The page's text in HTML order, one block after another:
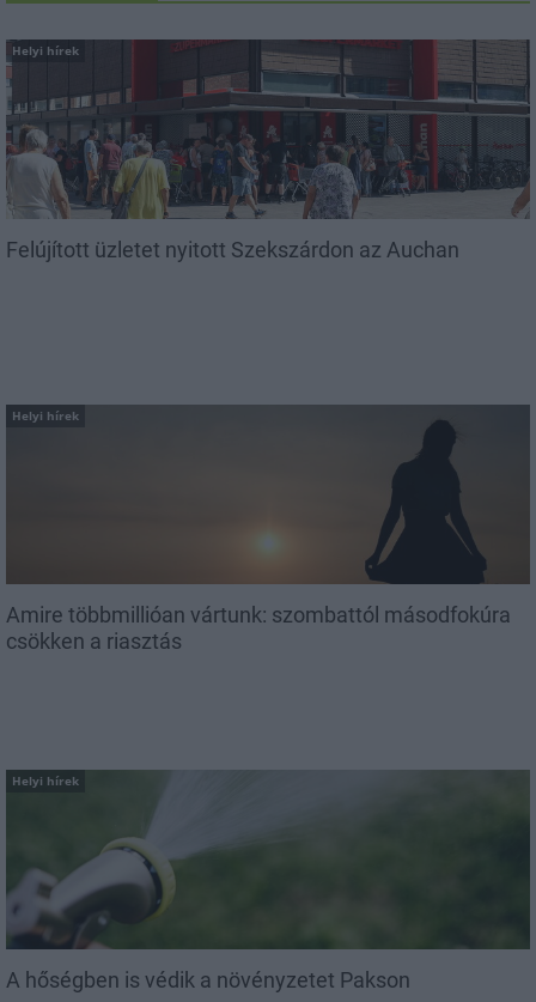
Helyi hírek
Felújított üzletet nyitott Szekszárdon az Auchan
Helyi hírek
Amire többmillióan vártunk: szombattól másodfokúra
csökken a riasztás
Helyi hírek
A hőségben is védik a növényzetet Pakson